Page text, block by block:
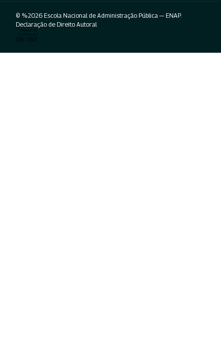
© %2026 Escola Nacional de Administração Pública — ENAP.
Declaração de Direito Autoral